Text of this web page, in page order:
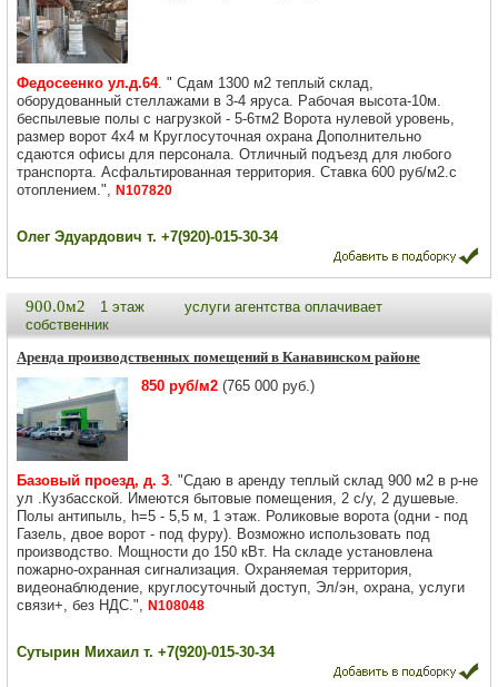
Федосеенко ул.д.64. " Сдам 1300 м2 теплый склад,
оборудованный стеллажами в 3-4 яруса. Рабочая высота-10м.
беспылевые полы с нагрузкой - 5-6тм2 Ворота нулевой уровень,
размер ворот 4х4 м Круглосуточная охрана Дополнительно
сдаются офисы для персонала. Отличный подъезд для любого
транспорта. Асфальтированная территория. Ставка 600 руб/м2.с
отоплением.", N107820
Олег Эдуардович т. +7(920)-015-30-34
900.0м2 1 этаж
услуги агентства оплачивает
собственник
Аренда производственных помещений в Канавинском районе
850 руб/м2 (765 000 руб.)
Базовый проезд, д. 3. "Сдаю в аренду теплый склад 900 м2 в р-не
ул .Кузбасской. Имеются бытовые помещения, 2 с/у, 2 душевые.
Полы антипыль, h=5 - 5,5 м, 1 этаж. Роликовые ворота (одни - под
Газель, двое ворот - под фуру). Возможно использовать под
производство. Мощности до 150 кВт. На складе установлена
пожарно-охранная сигнализация. Охраняемая территория,
видеонаблюдение, круглосуточный доступ, Эл/эн, охрана, услуги
связи+, без НДС.", N108048
Сутырин Михаил т. +7(920)-015-30-34